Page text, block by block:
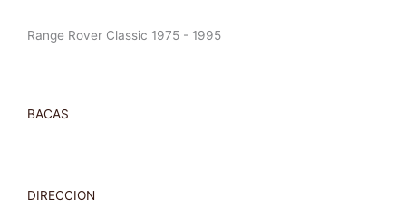
Range Rover Classic 1975 - 1995
BACAS
DIRECCION